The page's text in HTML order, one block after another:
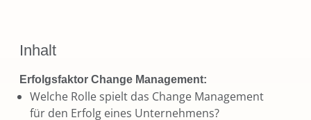
Inhalt
Erfolgsfaktor Change Management:
Welche Rolle spielt das Change Management
für den Erfolg eines Unternehmens?